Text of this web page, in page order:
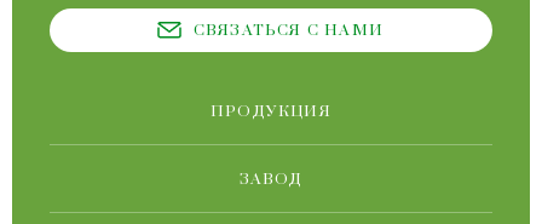
СВЯЗАТЬСЯ С НАМИ
ПРОДУКЦИЯ
ЗАВОД